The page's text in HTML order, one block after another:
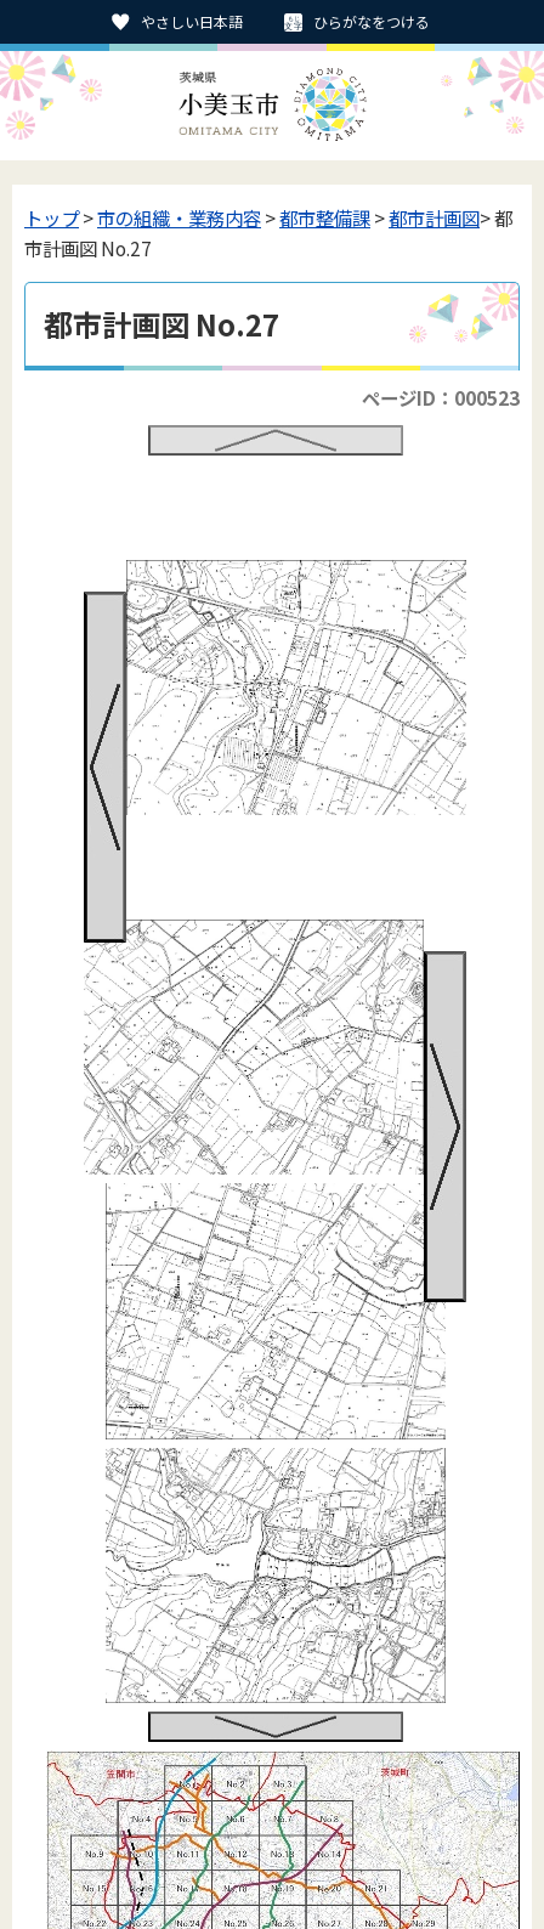
やさしい日本語 ひらがなをつける
トップ>市の組織・業務内容>都市整備課>都市計画図> 都
市計画図 No.27
都市計画図 No.27
ページID：000523